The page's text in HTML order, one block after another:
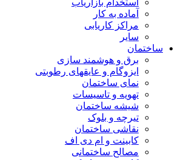
استخدام بازاریاب
آماده به کار
مراکز کاریابی
سایر
ساختمان
برق و هوشمند سازی
ایزوگام و عایقهای رطوبتی
نمای ساختمان
تهویه و تاسیسات
شیشه ساختمان
تیرچه و بلوک
نقاشی ساختمان
کابینت و ام دی اف
مصالح ساختمانی